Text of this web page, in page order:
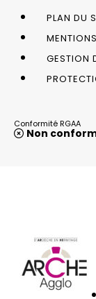
PLAN DU
GESTION
Conformité RGAA
Non